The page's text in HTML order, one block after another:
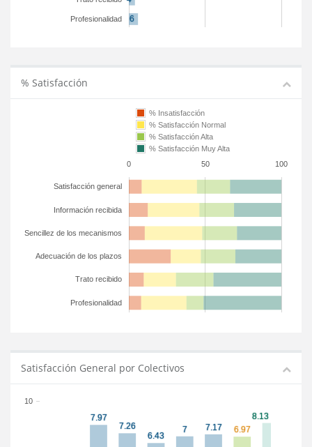
Profesionalidad
% Satisfacción
0 50 100
Satisfacción general
Información recibida
Sencillez de los mecanismos
Adecuación de los plazos
Trato recibido
Profesionalidad
% Insatisfacción
% Satisfacción Normal
% Satisfacción Alta
% Satisfacción Muy Alta
Satisfacción General por Colectivos
10